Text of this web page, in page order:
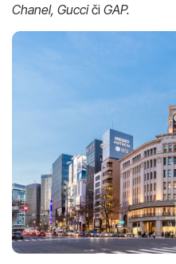
Chanel, Gucciči GAP.